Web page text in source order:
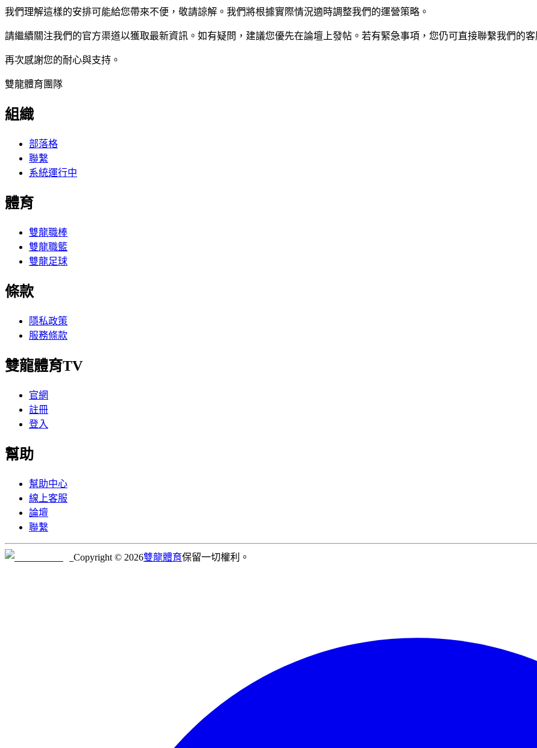
我們理解這樣的安排可能給您帶來不便，敬請諒解。我們將根據實際情況適時調整我們的運營策略。
請繼續關注我們的官方渠道以獲取最新資訊。如有疑問，建議您優先在論壇上發帖。若有緊急事項，您仍可直接聯繫我們的
再次感謝您的耐心與支持。
雙龍體育團隊
組織
部落格
聯繫
系統運行中
體育
雙龍職棒
雙龍職籃
雙龍足球
條款
隱私政策
服務條款
雙龍體育TV
官網
註冊
登入
幫助
幫助中心
線上客服
論壇
聯繫
Copyright © 2026雙龍體育保留一切權利。